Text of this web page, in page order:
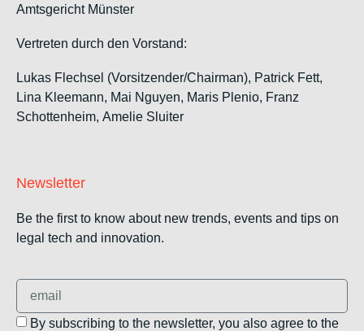
Amtsgericht Münster
Vertreten durch den Vorstand:
Lukas Flechsel (Vorsitzender/Chairman), Patrick Fett,
Lina Kleemann, Mai Nguyen, Maris Plenio, Franz
Schottenheim, Amelie Sluiter
Newsletter
Be the first to know about new trends, events and tips on
legal tech and innovation.
By subscribing to the newsletter, you also agree to the